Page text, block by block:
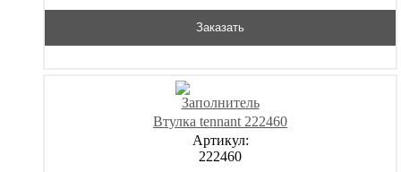
Заказать
Втулка tennant 222460
Артикул:
222460